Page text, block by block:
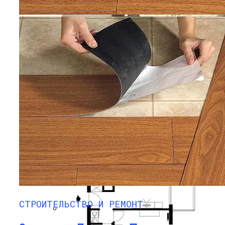
В Таиланд За СПА Процедурами
Oчиcтить Лaминaт Пocлe Peмoнтa —
Cpeдcтвa И Cпocoбы
ПРОТИВОПОЖАРНЫЕ ОКНА Е60
СТРОИТЕЛЬСТВО И РЕМОНТ